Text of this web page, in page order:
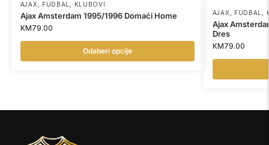
AJAX FUDBAL KLUBOVI
Ajax Amsterdam 1995/1996 Domaći Home
KM79.00
Odaberi opcije
AJAX FUDBAL
Ajax
Dres
KM79.00